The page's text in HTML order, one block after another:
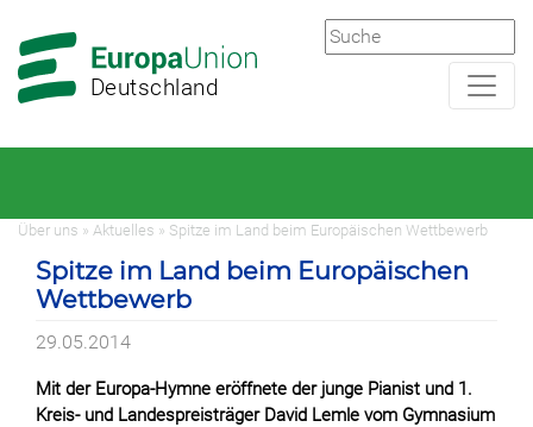
Hauptnavigation
Hauptbereich
Deutschland
Über uns » Aktuelles » Spitze im Land beim Europäischen Wettbewerb
Spitze im Land beim Europäischen
Wettbewerb
29.05.2014
Mit der Europa-Hymne eröffnete der junge Pianist und 1.
Kreis- und Landespreisträger David Lemle vom Gymnasium